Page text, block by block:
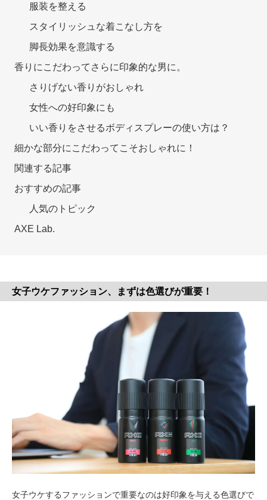
服装を整える
スタイリッシュな着こなし方を
脚長効果を意識する
香りにこだわってさらに印象的な男に。
さりげない香りがおしゃれ
女性への好印象にも
いい香りをさせるボディスプレーの使い方は？
細かな部分にこだわってこそおしゃれに！
関連する記事
おすすめの記事
人気のトピック
AXE Lab.
女子ウケファッション、まずは色選びが重要！
女子ウケするファッションで重要なのは好印象を与える色選びで